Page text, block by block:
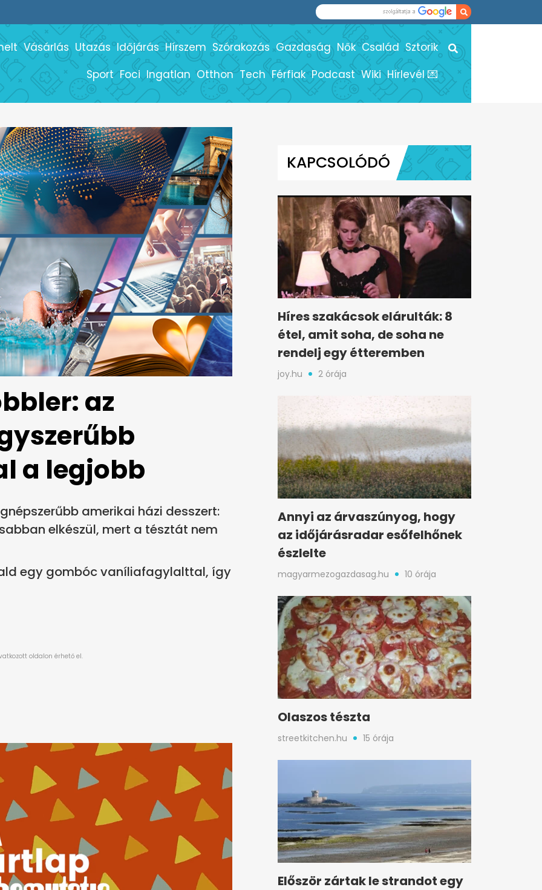
Vásárlás Utazás Időjárás Hírszem Szórakozás Gazdaság Nők Család Sztorik
Sport Foci Ingatlan Otthon Tech Férfiak Podcast Wiki Hírlevél 💌
az
a legjobb
amerikai házi desszert:
elkészül, mert a tésztát nem
egy gombóc vaníliafagylalttal, így
KAPCSOLÓDÓ
Híres szakácsok elárulták: 8
étel, amit soha, de soha ne
rendelj egy étteremben
joy.hu 2 órája
Annyi az árvaszúnyog, hogy
az időjárásradar esőfelhőnek
észlelte
magyarmezogazdasag.hu 10 órája
Olaszos tészta
streetkitchen.hu 15 órája
Először zártak le strandot egy